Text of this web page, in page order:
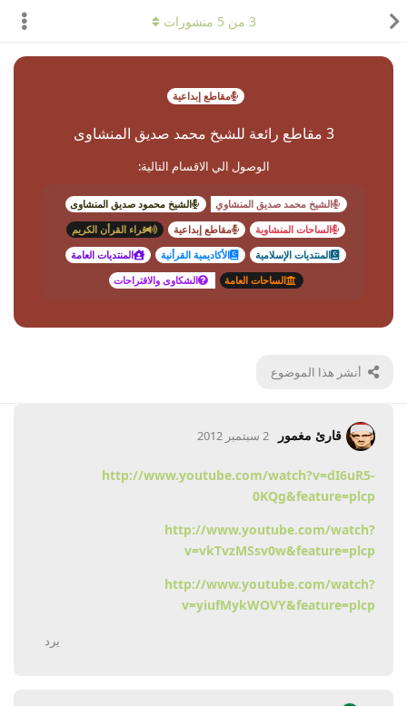
مقاطع إبداعية
3 مقاطع رائعة للشيخ محمد صديق المنشاوى
الوصول الي الاقسام التالية:
الشيخ محمد صديق المنشاوي
الشيخ محمود صديق المنشاوى
الساحات المنشاوية
مقاطع إبداعية
قراء القرأن الكريم
المنتديات الإسلامية
الأكاديمية القرأنية
المنتديات العامة
الساحات العامة
الشكاوى والاقتراحات
أنشر هذا الموضوع
3 من 5 منشورات
قارئ مغمور 2 سبتمبر 2012
http://www.youtube.com/watch?v=dI6uR5-
0KQg&feature=plcp
http://www.youtube.com/watch?
v=vkTvzMSsv0w&feature=plcp
http://www.youtube.com/watch?
v=yiufMykWOVY&feature=plcp
يرد